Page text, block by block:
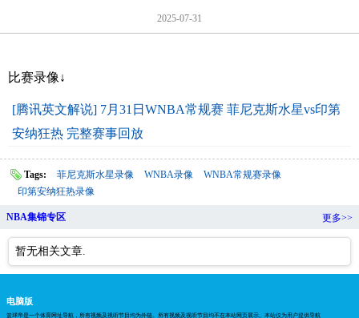
2025-07-31
比赛录像↓
[腾讯英文解说] 7月31日WNBA常规赛 菲尼克斯水星vs印第
安纳狂热 完整赛事回放
Tags: 菲尼克斯水星录像 WNBA录像
WNBA常规赛录像
印第安纳狂热录像
NBA集锦专区 更多>>
暂无相关文章.
电脑版
篮球帝是一个体育网址导航，所有视频及视听节目均为外链。所有视频及视听节目均不在本站网页展示。本站仅为用户提供导航